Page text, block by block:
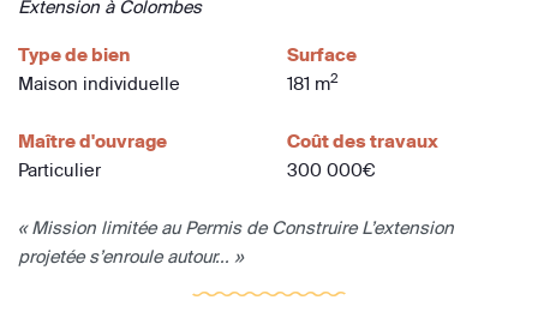
Extension à Colombes
Type de bien
Maison individuelle
Surface
181 m2
Maître d'ouvrage
Particulier
Coût des travaux
300 000€
« Mission limitée au Permis de Construire L’extension
projetée s’enroule autour... »